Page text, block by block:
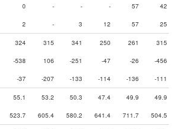
0 - - - 57 42
2 - 3 12 57 25
324 315 341 250 261 315
-538 106 -251 -47 -26 -456
-37 -207 -133 -114 -136 -111
55.1 53.2 50.3 47.4 49.9 49.9
523.7 605.4 580.2 641.4 711.7 504.5